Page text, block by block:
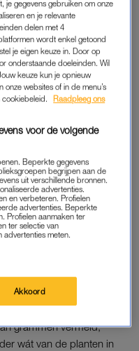
zijn, naast alcohol, twee
is een MAO-
Radar
het middel vinden.
“Ik vind het
Radar. “Je verkoopt dit
is gewoon vergelijkbaar
is jaren
op recept van een
vindt er het zijne van.
Deze combi is
liggen, zou je zo’n
de samenstelling van
grammen vermeld,
wát van de planten in
je gegevens gebruiken om onze
en je relevante
delen met 4
wordt enkel getoond
je eigen keuze in. Door op
onderstaande doeleinden. Wil
keuze kun je opnieuw
onze websites of in de menu’s
cookiebeleid.
Raadpleeg ons
voor de volgende
Beperkte gegevens
begrijpen aan de
uit verschillende bronnen.
advertenties.
en verbeteren. Profielen
advertenties. Beperkte
Profielen aanmaken ter
ter selectie van
advertenties meten.
Akkoord